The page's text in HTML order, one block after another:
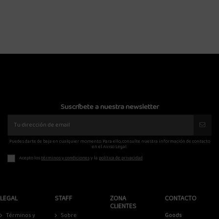
Suscríbete a nuestra newsletter
Puedes darte de baja en cualquier momento. Para ello, consulte nuestra información de contacto
en el Aviso Legal.
Acepto lostérminos y condicionesy la política de privacidad
LEGAL
Términos y
STAFF
Sobre
ZONA
CLIENTES
CONTACTO
Goods